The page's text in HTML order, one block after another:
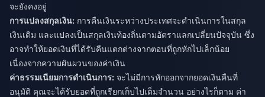
จะยังคงอยู่
การแปลงสกุลเงิน: การคืนเงินระหว่างประเทศจะดำเนินการในสกุล
เงินเดิม และแปลงเป็นสกุลเงินท้องถิ่นตามอัตราแลกเปลี่ยนปัจจุบัน ซึ่ง
อาจทำให้ยอดเงินที่ได้รับคืนแตกต่างจากตอนที่ถูกหักไปเล็กน้อย
เนื่องจากความผันผวนของค่าเงิน
ค่าธรรมเนียมการดำเนินการ: จะไม่มีการหักออกจากยอดเงินคืนที่
อนุมัติ คุณจะได้รับยอดที่ถูกเรียกเก็บไปเต็มจำนวน อย่างไรก็ตาม ค่า